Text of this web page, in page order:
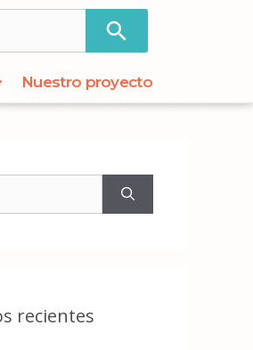
Nuestro proyecto
recientes